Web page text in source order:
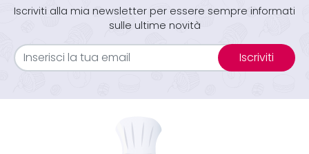
Iscriviti alla mia newsletter per essere sempre informati
sulle ultime novità
Iscriviti